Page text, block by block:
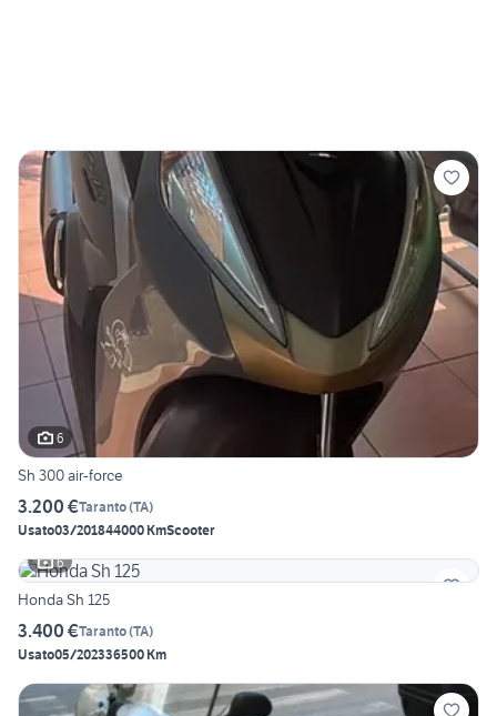
6
Sh 300 air-force
3.200 €Taranto(TA)
Usato03/201844000 KmScooter
6
Honda Sh 125
3.400 €Taranto(TA)
Usato05/202336500 Km